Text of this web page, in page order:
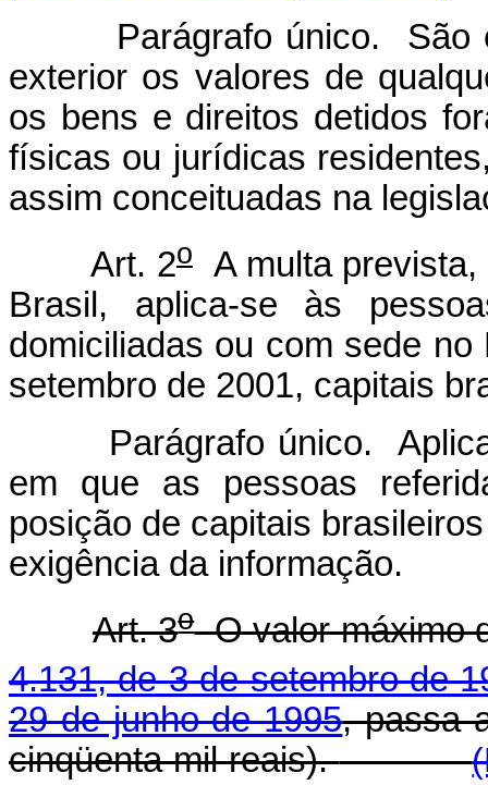
Parágrafo único. São
exterior os valores de
os bens e direitos detidos
físicas ou jurídicas
assim conceituadas na
Art. 2oA multa prevista,
Brasil, aplica-se às
domiciliadas ou com sede
setembro de 2001, capitais
Parágrafo único.
em que as pessoas
posição de capitais
exigência da informação.
Art. 3oO valor máximo
4.131, de 3 de setembro de
29 de junho de 1995, passa
cinqüenta mil reais).